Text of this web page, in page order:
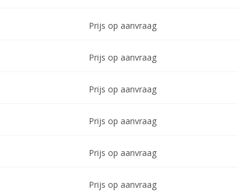
Prijs op aanvraag
Prijs op aanvraag
Prijs op aanvraag
Prijs op aanvraag
Prijs op aanvraag
Prijs op aanvraag